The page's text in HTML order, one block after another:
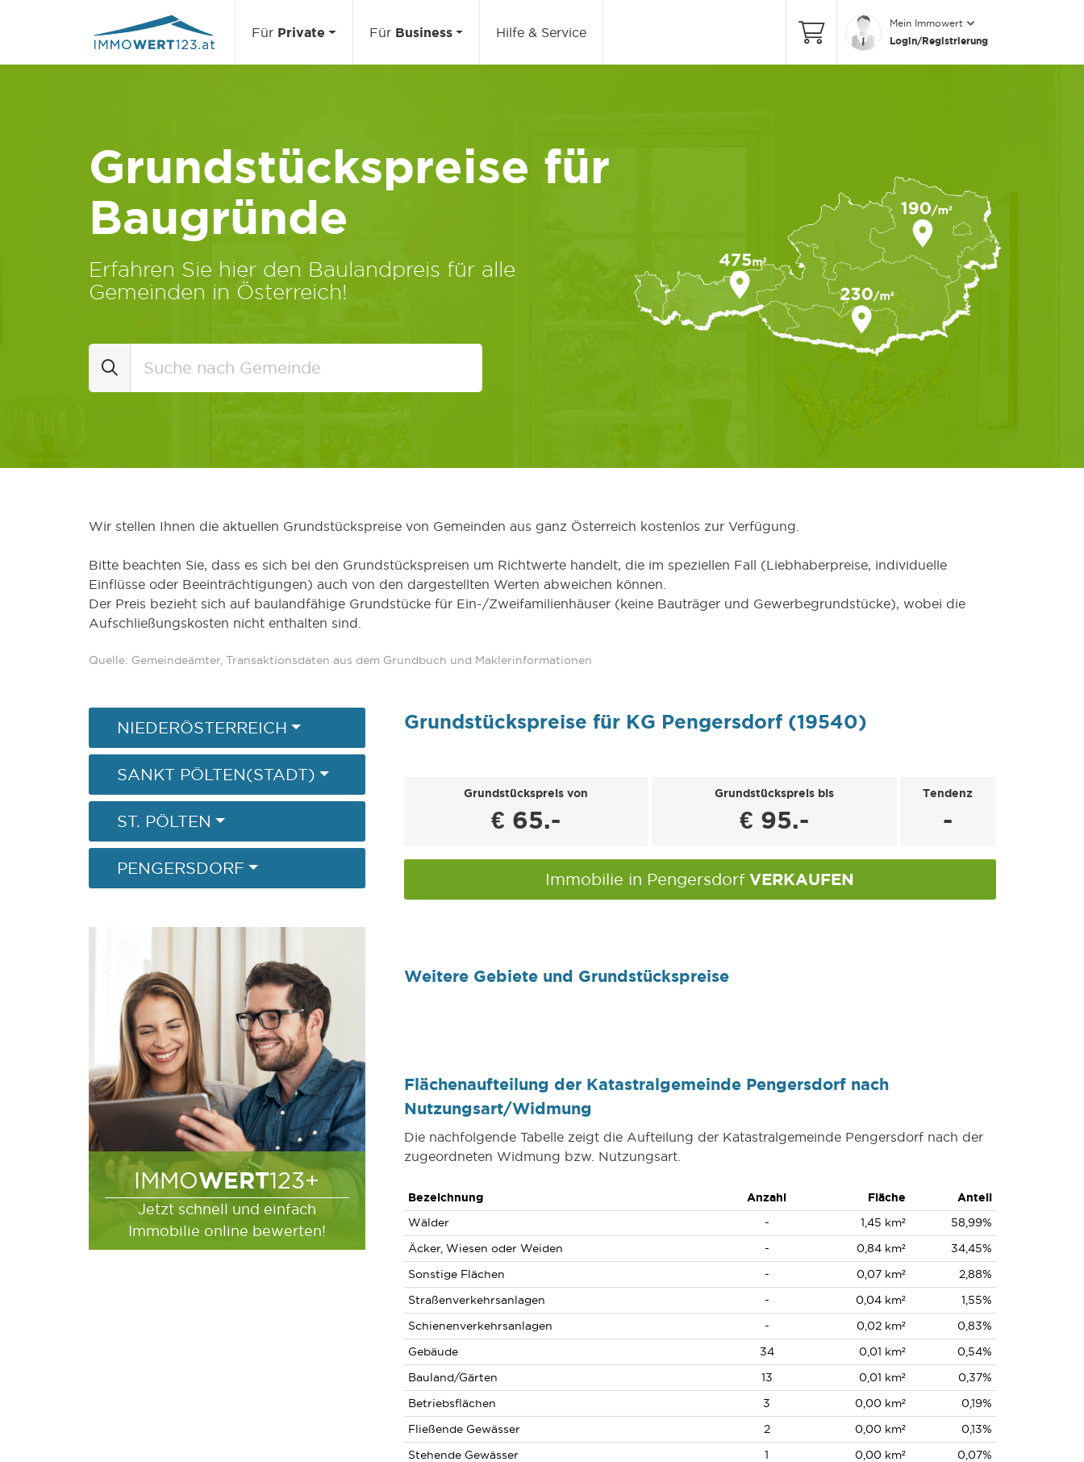
Für Private Für Business Hilfe & Service
Mein Immowert
Login/Registrierung
Grundstückspreise für
Baugründe
Erfahren Sie hier den Baulandpreis für alle
Gemeinden in Österreich!
Wir stellen Ihnen die aktuellen Grundstückspreise von Gemeinden aus ganz Österreich kostenlos zur Verfügung.
Bitte beachten Sie, dass es sich bei den Grundstückspreisen um Richtwerte handelt, die im speziellen Fall (Liebhaberpreise, individuelle
Einflüsse oder Beeinträchtigungen) auch von den dargestellten Werten abweichen können.
Der Preis bezieht sich auf baulandfähige Grundstücke für Ein-/Zweifamilienhäuser (keine Bauträger und Gewerbegrundstücke), wobei die
Aufschließungskosten nicht enthalten sind.
Quelle: Gemeindeämter, Transaktionsdaten aus dem Grundbuch und Maklerinformationen
NIEDERÖSTERREICH
SANKT PÖLTEN(STADT)
ST. PÖLTEN
PENGERSDORF
IMMOWERT123+
Jetzt schnell und einfach
Immobilie online bewerten!
Grundstückspreise für KG Pengersdorf (19540)
Grundstückspreis von
€ 65.-
Grundstückspreis bis
€ 95.-
Tendenz
-
Immobilie in Pengersdorf VERKAUFEN
Weitere Gebiete und Grundstückspreise
Flächenaufteilung der Katastralgemeinde Pengersdorf nach
Nutzungsart/Widmung
Die nachfolgende Tabelle zeigt die Aufteilung der Katastralgemeinde Pengersdorf nach der
zugeordneten Widmung bzw. Nutzungsart.
Bezeichnung Anzahl Fläche
Anteil
Wälder
- 1,45 km²
58,99%
Äcker, Wiesen oder Weiden
- 0,84 km²
34,45%
Sonstige Flächen
- 0,07 km²
2,88%
Straßenverkehrsanlagen
- 0,04 km²
1,55%
Schienenverkehrsanlagen
- 0,02 km²
0,83%
Gebäude
34 0,01 km²
0,54%
Bauland/Gärten
13 0,01 km²
0,37%
Betriebsflächen
3 0,00 km²
0,19%
Fließende Gewässer
2 0,00 km²
0,13%
Stehende Gewässer
1 0,00 km²
0,07%